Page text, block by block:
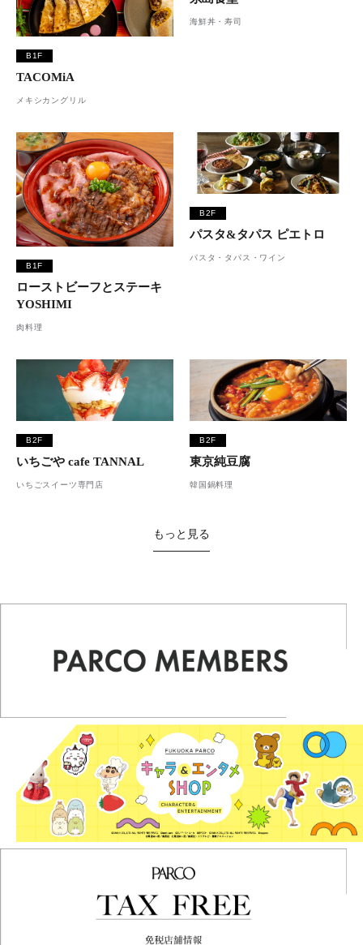
B1F
TACOMiA
メキシカングリル
海鮮丼・寿司
B1F
ローストビーフとステーキ
YOSHIMI
肉料理
B2F
パスタ&タパス ピエトロ
パスタ・タパス・ワイン
B2F
いちごや cafe TANNAL
いちごスイーツ専門店
B2F
東京純豆腐
韓国鍋料理
もっと見る